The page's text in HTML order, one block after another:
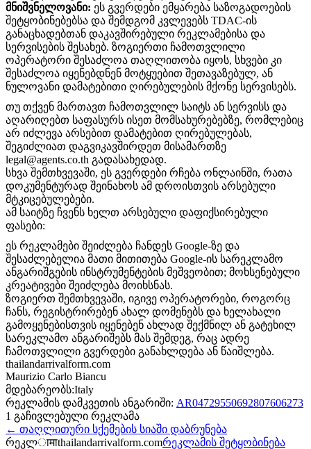
მნიშვნელოვანი: ეს გვერდები ემყარება საზოგადოების
შეტყობინებებსა და შემდგომ კვლევებს TDAC-ის
განაცხადებთან დაკავშირებული რეკლამებისა და
სერვისების შესახებ. ზოგიერთი ჩამოთვლილი
ოპერატორი შესაძლოა თაღლითობა იყოს, სხვები კი
შესაძლოა იყენებდნენ მოტყუებით შეთავაზებულ, ან
ნულოვანი დამატებითი ღირებულების მქონე სერვისებს.
თუ თქვენ მართავთ ჩამოთვლილ საიტს ან სერვისს და
აღარიღებთ საფასურს ისეთ მომსახურებებზე, რომლებიც
არ იძლევა არსებით დამატებით ღირებულებას,
შეგიძლიათ დაგვიკავშირდეთ მისამართზე
legal@agents.co.th გადასახედად.
სხვა შემთხვევაში, ეს გვერდები რჩება ონლაინში, რათა
დოკუმენტურად შეინახოს ამ დროისთვის არსებული
მტკიცებულებები.
ამ საიტზე ჩვენს ხელთ არსებული დაფიქსირებული
ფასები:
ეს რეკლამები შეიძლება ჩანდეს Google-ზე და
შესაძლებელია მათი მითითება Google-ის სარეკლამო
ანგარიშგების ინსტრუმენტების მეშვეობით; მოხსენებული
კრეატივები შეიძლება მოიხსნას.
ზოგიერთ შემთხვევაში, იგივე ოპერატორები, როგორც
ჩანს, რეგისტრირებენ ახალ დომენებს და ხელახალი
გამოყენებისთვის იყენებენ ახლად შექმნილ ან გატეხილ
სარეკლამო ანგარიშებს მას შემდეგ, რაც ადრე
ჩამოთვლილი გვერდები განახლდება ან წაიშლება.
thailandarrivalform.com
Maurizio Carlo Biancu
მდებარეობს:Italy
რეკლამის დამკვეთის ანგარიში: AR04729550692807606273
1 გაჩივლებული რეკლამა
← თაღლითური სქემების სიაში დაბრუნება
რეკლामाthailandarrivalform.comრეკლამის შეტყობინება